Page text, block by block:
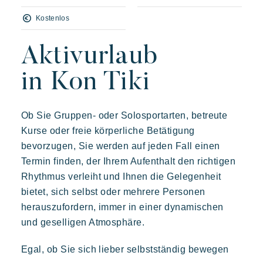
Prairies de la mer
Abwechslungsreich Fröhlich
Saint Tropez, eine außergewöhnliche Lage.
Festlich Tropisches Paradies Flucht
Die Riviera erleben
Ihr nächster Urlaub
Live the adventure
Mit der Familie genießen
Die Riviera Villages App
Unsere Angebote
Kontaktieren Sie uns
Buchen
Kostenlos
Aktivurlaub
in Kon Tiki
Ob Sie Gruppen- oder Solosportarten, betreute
Kurse oder freie körperliche Betätigung
bevorzugen, Sie werden auf jeden Fall einen
Termin finden, der Ihrem Aufenthalt den richtigen
Rhythmus verleiht und Ihnen die Gelegenheit
bietet, sich selbst oder mehrere Personen
herauszufordern, immer in einer dynamischen
und geselligen Atmosphäre.
Egal, ob Sie sich lieber selbstständig bewegen